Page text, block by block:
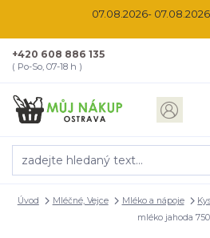
07.08.2026-
+420 608 886 135
( Po-So, 07-18 h )
Úvod Mléčné, Vejce Mléko a nápoje
mléko jahoda